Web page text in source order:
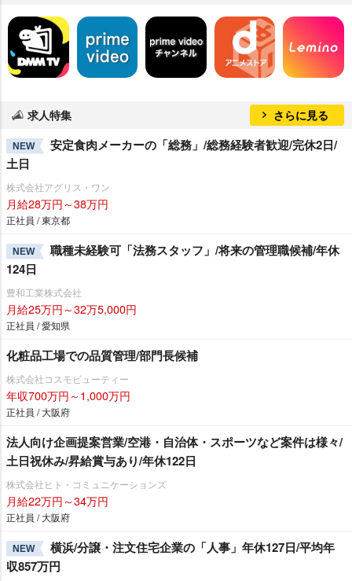
求人特集 さらに見る
NEW
安定食肉メーカーの「総務」/総務経験者歓迎/完休2日/
土日
株式会社アグリス・ワン
月給28万円～38万円
正社員 / 東京都
NEW
職種未経験可「法務スタッフ」/将来の管理職候補/年休
124日
豊和工業株式会社
月給25万円～32万5,000円
正社員 / 愛知県
化粧品工場での品質管理/部門長候補
株式会社コスモビューティー
年収700万円～1,000万円
正社員 / 大阪府
法人向け企画提案営業/空港・自治体・スポーツなど案件は様々/
土日祝休み/昇給賞与あり/年休122日
株式会社ヒト・コミュニケーションズ
月給22万円～34万円
正社員 / 大阪府
NEW
横浜/分譲・注文住宅企業の「人事」年休127日/平均年
収857万円